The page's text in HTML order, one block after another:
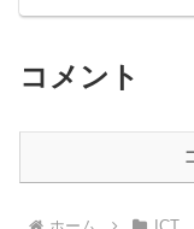
コメント